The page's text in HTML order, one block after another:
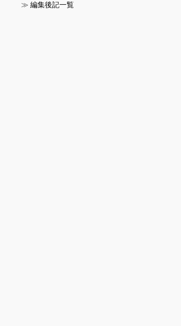
≫ 編集後記一覧